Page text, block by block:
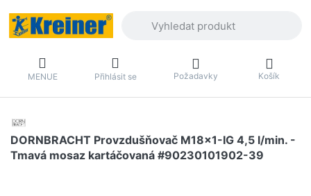
MENUE Přihlásit se Požadavky Košík
DORNBRACHT Provzdušňovač M18x1-IG 4,5 l/min. -
Tmavá mosaz kartáčovaná #90230101902-39